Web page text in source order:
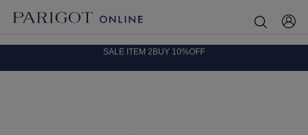
全国送料無料｜全品正規取扱